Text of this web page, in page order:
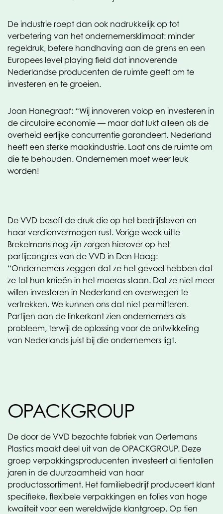
De industrie roept dan ook nadrukkelijk op tot
verbetering van het ondernemersklimaat: minder
regeldruk, betere handhaving aan de grens en een
Europees level playing field dat innoverende
Nederlandse producenten de ruimte geeft om te
investeren en te groeien.
Joan Hanegraaf: “Wij innoveren volop en investeren in
de circulaire economie — maar dat lukt alleen als de
overheid eerlijke concurrentie garandeert. Nederland
heeft een sterke maakindustrie. Laat ons de ruimte om
die te behouden. Ondernemen moet weer leuk
worden!
De VVD beseft de druk die op het bedrijfsleven en
haar verdienvermogen rust. Vorige week uitte
Brekelmans nog zijn zorgen hierover op het
partijcongres van de VVD in Den Haag:
“Ondernemers zeggen dat ze het gevoel hebben dat
ze tot hun knieën in het moeras staan. Dat ze niet meer
willen investeren in Nederland en overwegen te
vertrekken. We kunnen ons dat niet permitteren.
Partijen aan de linkerkant zien ondernemers als
probleem, terwijl de oplossing voor de ontwikkeling
van Nederlands juist bij die ondernemers ligt.
OPACKGROUP
De door de VVD bezochte fabriek van Oerlemans
Plastics maakt deel uit van de OPACKGROUP. Deze
groep verpakkingsproducenten investeert al tientallen
jaren in de duurzaamheid van haar
productassortiment. Het familiebedrijf produceert klant
specifieke, flexibele verpakkingen en folies van hoge
kwaliteit voor een wereldwijde klantgroep. Op tien